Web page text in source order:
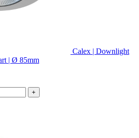
Calex | Downlight
| Ø 85mm
+